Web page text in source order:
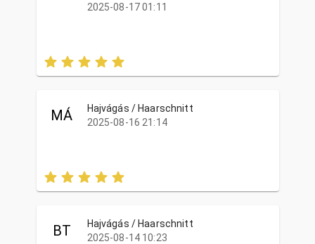
2025-08-17 01:11
MÁ
Hajvágás / Haarschnitt
2025-08-16 21:14
BT
Hajvágás / Haarschnitt
2025-08-14 10:23